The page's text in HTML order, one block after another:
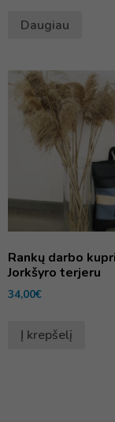
Daugiau
Rankų darbo
Jorkšyro terjeru
34,00€
Į krepšelį